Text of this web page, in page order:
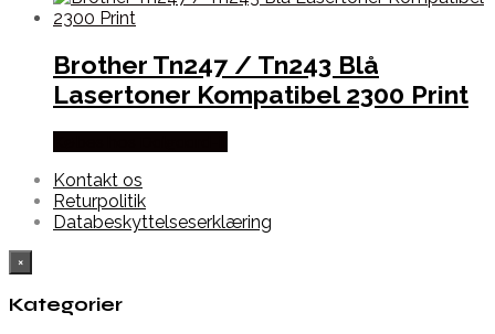
Brother Tn247 / Tn243 Blå
Lasertoner Kompatibel 2300 Print
Kontakt os
Returpolitik
Databeskyttelseserklæring
×
Kategorier